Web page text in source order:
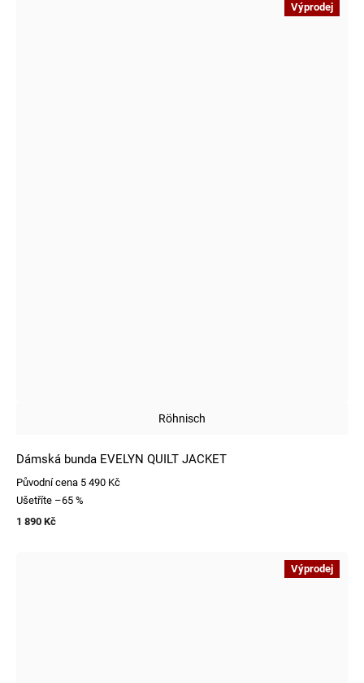
Výprodej
Röhnisch
Dámská bunda EVELYN QUILT JACKET
Původní cena 5 490 Kč
Ušetříte –65 %
1 890 Kč
Výprodej